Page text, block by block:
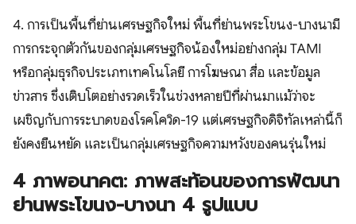
4. การเป็นพื้นที่ย่านเศรษฐกิจใหม่ พื้นที่ย่านพระโขนง-บางนามี
การกระจุกตัวกันของกลุ่มเศรษฐกิจน้องใหม่อย่างกลุ่ม TAMI
หรือกลุ่มธุรกิจประเภทเทคโนโลยี การโฆษณา สื่อ และข้อมูล
ข่าวสาร ซึ่งเติบโตอย่างรวดเร็วในช่วงหลายปีที่ผ่านมาแม้ว่าจะ
เผชิญกับการระบาดของโรคโควิด-19 แต่เศรษฐกิจดิจิทัลเหล่านี้ก็
ยังคงยืนหยัด และเป็นกลุ่มเศรษฐกิจความหวังของคนรุ่นใหม่
4 ภาพอนาคต: ภาพสะท้อนของการพัฒนา
ย่านพระโขนง-บางนา 4 รูปแบบ